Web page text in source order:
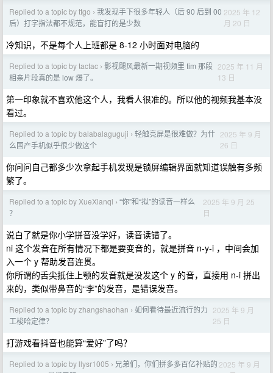
Replied to a topic by ttgo › 我发现手下很多年轻人（后 90 后到 00
后）打字指法都不规范，能盲打的是少数
2025 年 12
月 20 日
冷知识，不是每个人上班都是 8-12 小时面对电脑的
Replied to a topic by tactac › 影视飓风最新一期视频里 tim 那段
相亲片段真的是 low 爆了。
2025 年 11 月
13 日
第一印象就不喜欢他这个人，我看人很准的。所以他的视频我基本没
看过。
Replied to a topic by balabalaguguji › 轻触亮屏是很难做？为什
么国产手机似乎很少做这个
2025 年 9 月
26 日
你问问自己都多少次拿起手机发现是锁屏编辑界面就知道误触有多频
繁了。
Replied to a topic by XueXianqi › “你”和“拟”的读音一样么
？
2025 年 9 月 25
日
说白了就是你小学拼音没学好，读音读错了。
ni 这个发音在所有情况下都是要变音的，就是拼音 n-y-i ，中间会加
入一个 y 帮助发音连贯。
你所谓的舌尖抵住上颚的发音就是没发这个 y 的音，直接用 n-i 拼出
来的，类似带鼻音的“李”的发音，是错误发音。
Replied to a topic by zhangshaohan › 如何看待最近流行的力
工梭哈定律？
2025 年 9 月
25 日
打游戏看抖音也能算“爱好”了吗？
Replied to a topic by llysr1005 › 兄弟们，你们拼多多百亿补贴的 2025 年 9 月